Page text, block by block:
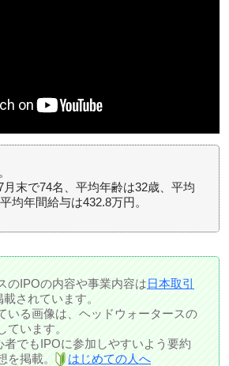
末で74名、平均年齢は32歳、平均
均年間給与は432.8万円。
のIPOの内容や事業内容は日本取引
載されています。
いる画像は、ヘッドウォータースの
ています。
者でもIPOに参加しやすいよう要約
を掲載。
はじめての人へ